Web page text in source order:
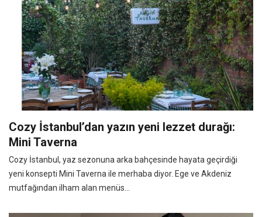
Cozy İstanbul’dan yazın yeni lezzet durağı:
Mini Taverna
Cozy İstanbul, yaz sezonuna arka bahçesinde hayata geçirdiği
yeni konsepti Mini Taverna ile merhaba diyor. Ege ve Akdeniz
mutfağından ilham alan menüs...